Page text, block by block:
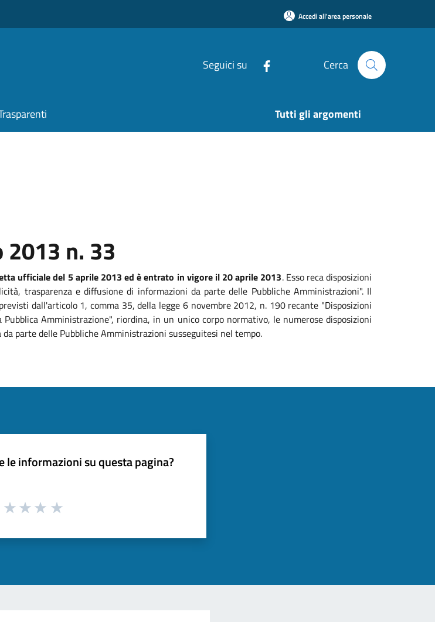
Accedi all'area personale
Seguici su Cerca
Tutti gli argomenti
n. 33
ufficiale del 5 aprile 2013 ed è entrato in vigore il 20 aprile 2013. Esso reca disposizioni
trasparenza e diffusione di informazioni da parte delle Pubbliche Amministrazioni". Il
dall'articolo 1, comma 35, della legge 6 novembre 2012, n. 190 recante "Disposizioni
Amministrazione", riordina, in un unico corpo normativo, le numerose disposizioni
parte delle Pubbliche Amministrazioni susseguitesi nel tempo.
le informazioni su questa pagina?